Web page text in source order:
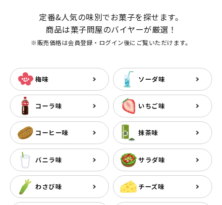
定番&人気の味別でお菓子を探せます。
商品は菓子問屋のバイヤーが厳選！
※販売価格は会員登録・ログイン後にご覧いただけます。
梅味 ソーダ味
コーラ味 いちご味
コーヒー味 抹茶味
バニラ味 サラダ味
わさび味 チーズ味